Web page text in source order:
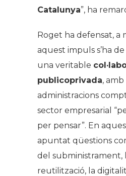
Catalunya”, ha
Roget ha defensat, a
aquest impuls s’ha
una veritable
publicoprivada, amb
administracions
sector empresarial
per pensar”. En
apuntat qüestions
del subministrament,
reutilització, la